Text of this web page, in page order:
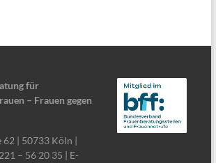
für
– Frauen gegen
| 50733 Köln |
– 56 20 35 | E-